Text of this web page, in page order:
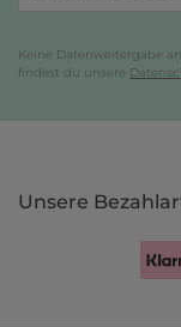
Keine Datenweitergabe
findest du unsere
Unsere